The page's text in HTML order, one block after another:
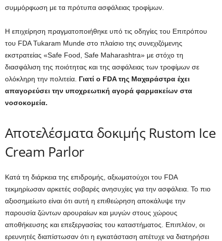
συμμόρφωση με τα πρότυπα ασφάλειας τροφίμων.
Η επιχείρηση πραγματοποιήθηκε υπό τις οδηγίες του Επιτρόπου
του FDA Tukaram Munde στο πλαίσιο της συνεχιζόμενης
εκστρατείας «Safe Food, Safe Maharashtra» με στόχο τη
διασφάλιση της ποιότητας και της ασφάλειας των τροφίμων σε
ολόκληρη την πολιτεία. Γιατί ο FDA της Μαχαράστρα έχει
απαγορεύσει την υποχρεωτική αγορά φαρμακείων στα
νοσοκομεία.
Αποτελέσματα δοκιμής Rustom Ice
Cream Parlor
Κατά τη διάρκεια της επιδρομής, αξιωματούχοι του FDA
τεκμηρίωσαν αρκετές σοβαρές ανησυχίες για την ασφάλεια. Το πιο
αξιοσημείωτο είναι ότι αυτή η επιθεώρηση αποκάλυψε την
παρουσία ζώντων αρουραίων και μυγών στους χώρους
αποθήκευσης και επεξεργασίας του καταστήματος. Επιπλέον, οι
ερευνητές διαπίστωσαν ότι η εγκατάσταση απέτυχε να διατηρήσει